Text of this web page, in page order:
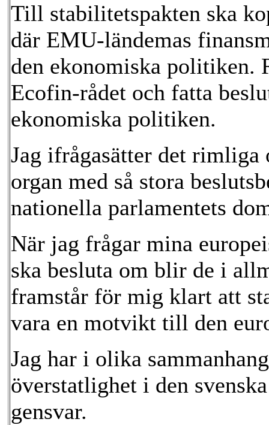
Till stabilitetspakten ska
där EMU-ländemas
den ekonomiska politiken.
Ecofin-rådet och fatta
ekonomiska politiken.
Jag ifrågasätter det
organ med så stora
nationella parlamentets
När jag frågar mina
ska besluta om blir de i
framstår för mig klart att
vara en motvikt till den
Jag har i olika
överstatlighet i den
gensvar.